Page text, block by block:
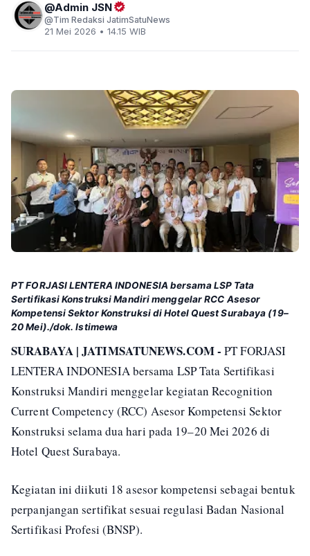
Admin JSN
Tim Redaksi JatimSatuNews
21 Mei 2026 • 14.15 WIB
PT FORJASI LENTERA INDONESIA bersama LSP Tata
Sertifikasi Konstruksi Mandiri menggelar RCC Asesor
Kompetensi Sektor Konstruksi di Hotel Quest Surabaya (19–
20 Mei)./dok. Istimewa
SURABAYA | JATIMSATUNEWS.COM - PT FORJASI
LENTERA INDONESIA bersama LSP Tata Sertifikasi
Konstruksi Mandiri menggelar kegiatan Recognition
Current Competency (RCC) Asesor Kompetensi Sektor
Konstruksi selama dua hari pada 19–20 Mei 2026 di
Hotel Quest Surabaya.
Kegiatan ini diikuti 18 asesor kompetensi sebagai bentuk
perpanjangan sertifikat sesuai regulasi Badan Nasional
Sertifikasi Profesi (BNSP).